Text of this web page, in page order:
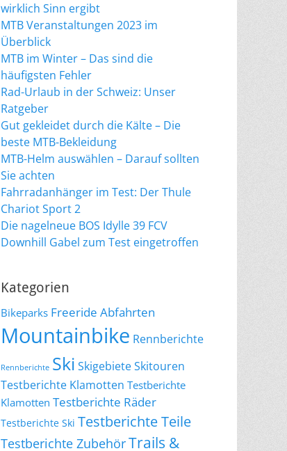
wirklich Sinn ergibt
MTB Veranstaltungen 2023 im
Überblick
MTB im Winter – Das sind die
häufigsten Fehler
Rad-Urlaub in der Schweiz: Unser
Ratgeber
Gut gekleidet durch die Kälte – Die
beste MTB-Bekleidung
MTB-Helm auswählen – Darauf sollten
Sie achten
Fahrradanhänger im Test: Der Thule
Chariot Sport 2
Die nagelneue BOS Idylle 39 FCV
Downhill Gabel zum Test eingetroffen
Kategorien
Bikeparks Freeride Abfahrten
Mountainbike Rennberichte
Rennberichte Ski SkigebieteSkitouren
Testberichte Klamotten Testberichte
Klamotten Testberichte Räder
Testberichte Ski Testberichte Teile
Testberichte ZubehörTrails &